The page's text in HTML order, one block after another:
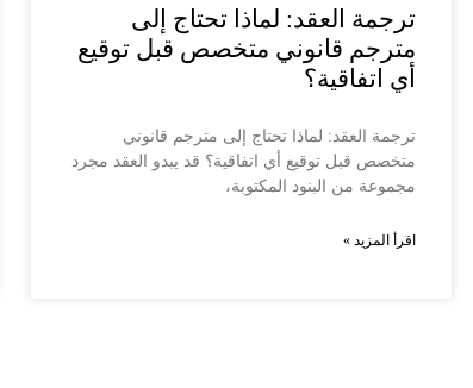
ترجمة العقد: لماذا تحتاج إلى
مترجم قانوني متخصص قبل توقيع
أي اتفاقية؟
ترجمة العقد: لماذا تحتاج إلى مترجم قانوني
متخصص قبل توقيع أي اتفاقية؟ قد يبدو العقد مجرد
مجموعة من البنود المكتوبة،
اقرأ المزيد »